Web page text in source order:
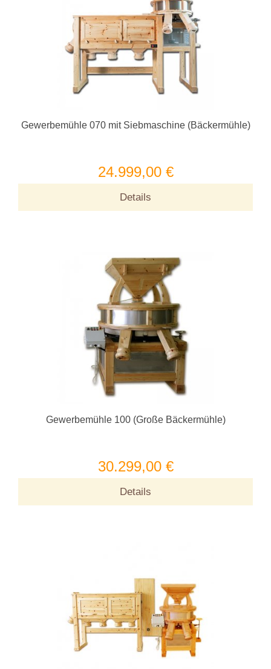
Gewerbemühle 070 mit Siebmaschine (Bäckermühle)
24.999,00 €
Details
Gewerbemühle 100 (Große Bäckermühle)
30.299,00 €
Details